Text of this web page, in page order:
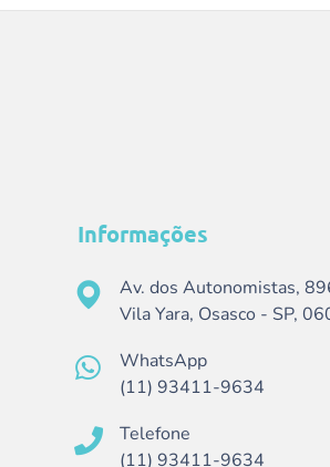
Informações
Av. dos Autonomistas,
Vila Yara, Osasco - SP,
WhatsApp
(11) 93411-9634
Telefone
(11) 93411-9634